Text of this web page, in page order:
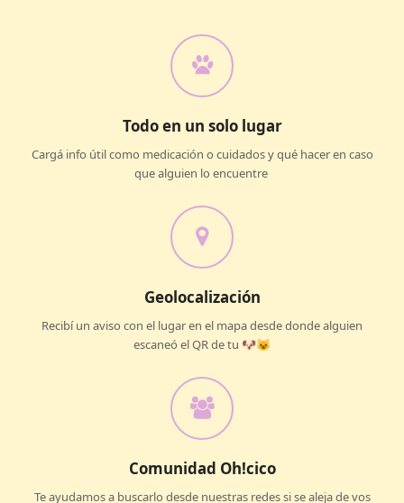
Todo en un solo lugar
Cargá info útil como medicación o cuidados y qué hacer en caso
que alguien lo encuentre
Geolocalización
Recibí un aviso con el lugar en el mapa desde donde alguien
escaneó el QR de tu 🐶😺
Comunidad Oh!cico
Te ayudamos a buscarlo desde nuestras redes si se aleja de vos